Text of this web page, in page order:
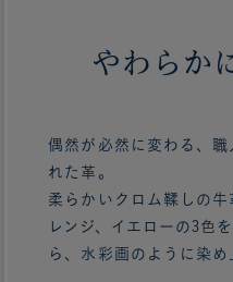
やわらか
偶然が必然に変わる、
れた革。
柔らかいクロム鞣しの牛
レンジ、イエローの3色
ら、水彩画のように染め